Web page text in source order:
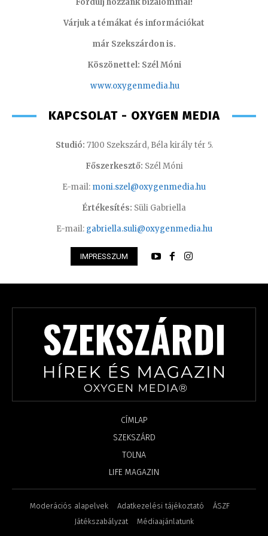
Fordulj hozzánk bizalommal!
Várjuk a témákat és információkat
már Szekszárdon is.
Köszönettel: Szél Móni
www.oxygenmedia.hu
KAPCSOLAT - OXYGEN MEDIA
Studió: 7100 Szekszárd, Béla király tér 5.
Főszerkesztő: Szél Móni
E-mail: moni.szel@oxygenmedia.hu
Értékesítés: Süli Gabriella
E-mail: gabriella.suli@oxygenmedia.hu
IMPRESSZUM
CÍMLAP
SZEKSZÁRD
TOLNA
LIFE MAGAZIN
Moderációs alapelvek Adatkezelési tájékoztató
ÁSZF
Játékszabályzat
Médiaajánlatunk